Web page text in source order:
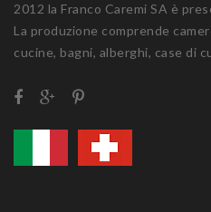
2012 la Franco Caremi SA è
La produzione comprende
cucine, bagni, alberghi, case di